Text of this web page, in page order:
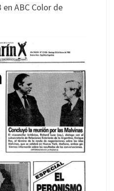
ABC Color de